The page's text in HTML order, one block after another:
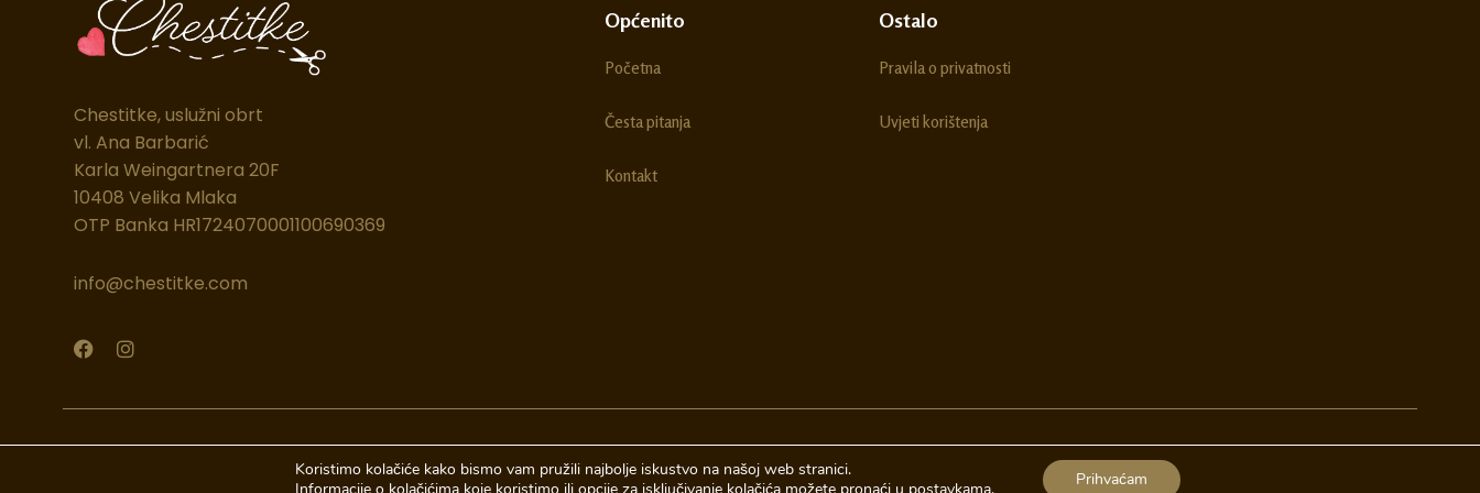
Chestitke, uslužni obrt
vl. Ana Barbarić
Karla Weingartnera 20F
10408 Velika Mlaka
OTP Banka HR1724070001100690369
info@chestitke.com
F
e
o
I
t
g
Općenito
Početna
Česta pitanja
Kontakt
Ostalo
Pravila o privatnosti
Uvjeti korištenja
© 2026 Chestitke | Sva prava pridržavaKoristimo kolačiće kako bismo vam pružili najbolje iskustvo na našoj web stranici.
Prihvaćam